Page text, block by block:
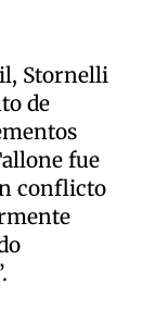
Stornelli
de
fue
conflicto